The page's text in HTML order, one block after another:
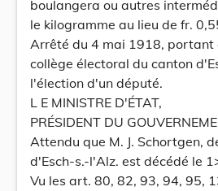
boulangera ou autres
le kilogramme au lieu de fr.
Arrêté du 4 mai 1918, portant
collège électoral du canton
l'élection d'un député.
L E MINISTRE D'ÉTAT,
PRÉSIDENT DU
Attendu que M. J. Schortgen,
d'Esch-s.-l'Alz. est décédé le
Vu les art. 80, 82, 93, 94, 95,